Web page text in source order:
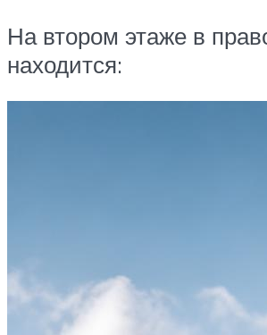
На втором этаже в
находится: